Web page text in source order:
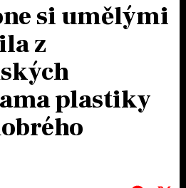
si umělými
z
plastiky